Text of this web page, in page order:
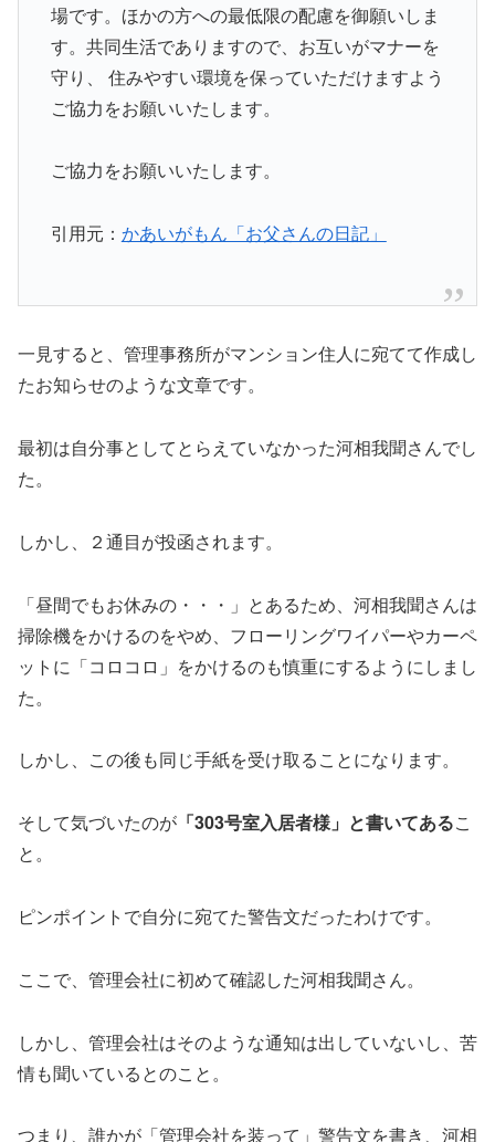
場です。ほかの方への最低限の配慮を御願いしま
す。共同生活でありますので、お互いがマナーを
守り、 住みやすい環境を保っていただけますよう
ご協力をお願いいたします。
ご協力をお願いいたします。
引用元： かあいがもん「お父さんの日記」
一見すると、管理事務所がマンション住人に宛てて作成し
たお知らせのような文章です。
最初は自分事としてとらえていなかった河相我聞さんでし
た。
しかし、２通目が投函されます。
「昼間でもお休みの・・・」とあるため、河相我聞さんは
掃除機をかけるのをやめ、フローリングワイパーやカーペ
ットに「コロコロ」をかけるのも慎重にするようにしまし
た。
しかし、この後も同じ手紙を受け取ることになります。
そして気づいたのが 「303号室入居者様」と書いてあるこ
と。
ピンポイントで自分に宛てた警告文だったわけです。
ここで、管理会社に初めて確認した河相我聞さん。
しかし、管理会社はそのような通知は出していないし、苦
情も聞いているとのこと。
つまり、誰かが「管理会社を装って」警告文を書き、河相